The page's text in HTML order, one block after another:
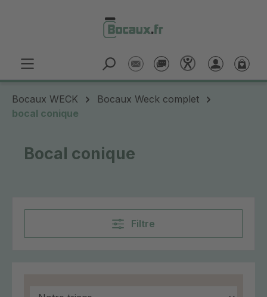
Bocaux WECK
Bocaux Weck complet
bocal conique
Bocal conique
Filtre